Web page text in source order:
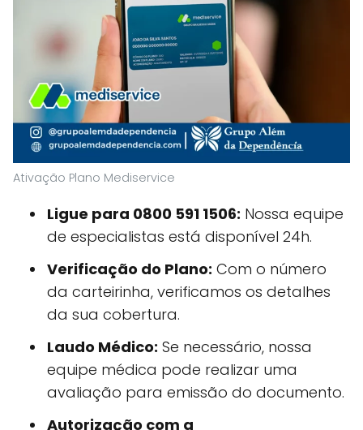
Ativação Plano Mediservice
Ligue para 0800 591 1506: Nossa equipe
de especialistas está disponível 24h.
Verificação do Plano: Com o número
da carteirinha, verificamos os detalhes
da sua cobertura.
Laudo Médico: Se necessário, nossa
equipe médica pode realizar uma
avaliação para emissão do documento.
Autorização com a